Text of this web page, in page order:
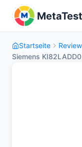
Startseite
Siemens